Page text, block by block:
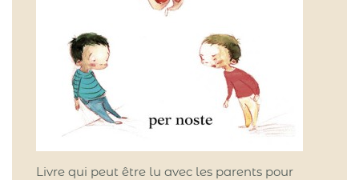
Livre qui peut être lu avec les parents pour